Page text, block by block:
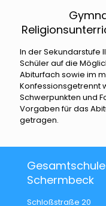
In der Sekundarstufe
Schüler auf die
Abiturfach sowie im
Konfessionsgetrennt
Schwerpunkten und
Vorgaben für das
getragen.
Gesamtschule
Schermbeck
Schloßstraße 20